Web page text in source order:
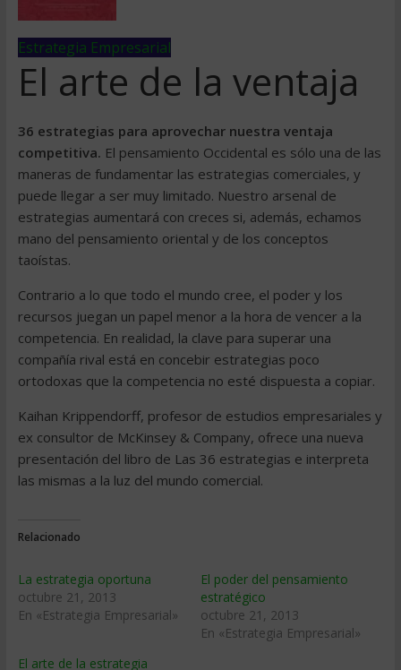
Estrategia Empresarial
El arte de la ventaja
36 estrategias para aprovechar nuestra ventaja
competitiva. El pensamiento Occidental es sólo una de las
maneras de fundamentar las estrategias comerciales, y
puede llegar a ser muy limitado. Nuestro arsenal de
estrategias aumentará con creces si, además, echamos
mano del pensamiento oriental y de los conceptos
taoístas.
Contrario a lo que todo el mundo cree, el poder y los
recursos juegan un papel menor a la hora de vencer a la
competencia. En realidad, la clave para superar una
compañía rival está en concebir estrategias poco
ortodoxas que la competencia no esté dispuesta a copiar.
Kaihan Krippendorff, profesor de estudios empresariales y
ex consultor de McKinsey & Company, ofrece una nueva
presentación del libro de Las 36 estrategias e interpreta
las mismas a la luz del mundo comercial.
Relacionado
La estrategia oportuna
octubre 21, 2013
En «Estrategia Empresarial»
El poder del pensamiento
estratégico
octubre 21, 2013
En «Estrategia Empresarial»
El arte de la estrategia